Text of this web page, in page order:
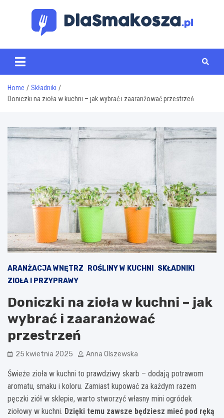
www.dlasmakosza.pl
Home
Składniki
Doniczki na zioła w kuchni – jak wybrać i zaaranżować przestrzeń
ARANŻACJA WNĘTRZ ROŚLINY W KUCHNI
SKŁADNIKI
ZIOŁA I PRZYPRAWY
Doniczki na zioła w kuchni – jak
wybrać i zaaranżować
przestrzeń
25 kwietnia 2025 Anna Olszewska
Świeże zioła w kuchni to prawdziwy skarb – dodają potrawom
aromatu, smaku i koloru. Zamiast kupować za każdym razem
pęczki ziół w sklepie, warto stworzyć własny mini ogródek
ziołowy w kuchni. Dzięki temu zawsze będziesz mieć pod ręką